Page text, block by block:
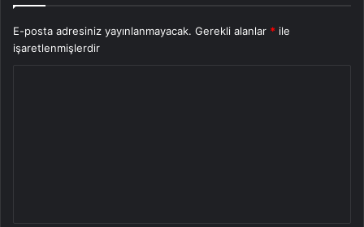
E-posta adresiniz yayınlanmayacak. Gerekli alanlar * ile
işaretlenmişlerdir